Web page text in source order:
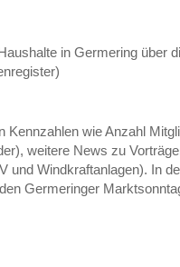
in Germering über
wie Anzahl
weitere News zu
und Windkraftanlagen). In
Germeringer